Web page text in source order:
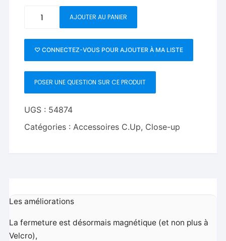
Carrier
Deluxe-
Joshua
Jay
AJOUTER AU PANIER
♡ CONNECTEZ-VOUS POUR AJOUTER À MA LISTE
POSER UNE QUESTION SUR CE PRODUIT
UGS : 54874
Catégories :Accessoires C.Up, Close-up
Les améliorations
La fermeture est désormais magnétique (et non plus à
Velcro),